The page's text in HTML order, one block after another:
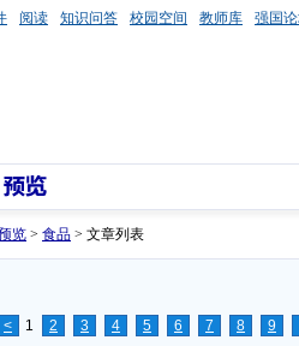
阅读 知识问答 校园空间 教师库 强国
览 > 食品 > 文章列表
< 1 2 3 4 5 6 7 8 9